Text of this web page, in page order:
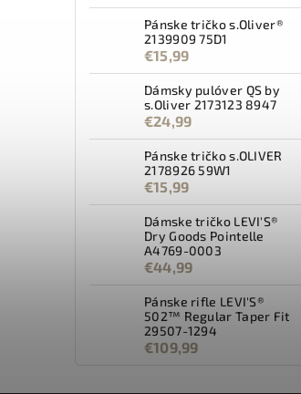
Pánske tričko s.Oliver®
2139909 75D1
€15,99
Dámsky pulóver QS by
s.Oliver 2173123 8947
€24,99
Pánske tričko s.OLIVER
2178926 59W1
€15,99
Dámske tričko LEVI'S®
Dry Goods Pointelle
A4769-0003
€44,99
Pánske rifle LEVI'S®
502™ Regular Taper Fit
29507-1294
€109,99